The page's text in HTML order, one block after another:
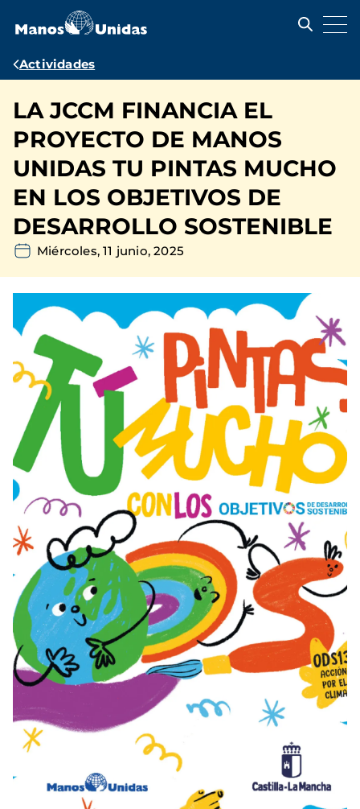
contenido
Ruta
navegación
Actividades
LA JCCM FINANCIA EL
PROYECTO DE MANOS
UNIDAS TU PINTAS MUCHO
EN LOS OBJETIVOS DE
DESARROLLO SOSTENIBLE
Miércoles, 11 junio, 2025